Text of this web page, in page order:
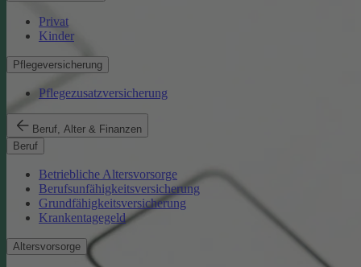
Privat
Kinder
Pflegeversicherung
Pflegezusatzversicherung
Beruf, Alter & Finanzen
Beruf
Betriebliche Altersvorsorge
Berufsunfähigkeitsversicherung
Grundfähigkeitsversicherung
Krankentagegeld
Altersvorsorge